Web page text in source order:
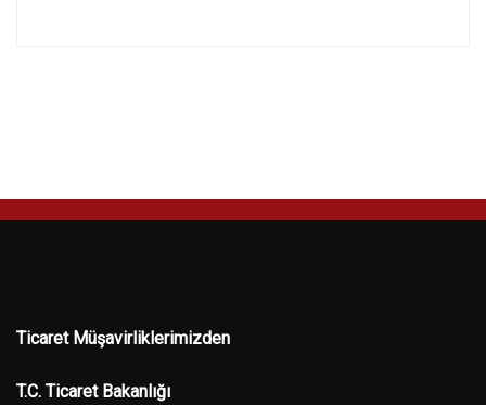
Ticaret Müşavirliklerimizden
T.C. Ticaret Bakanlığı